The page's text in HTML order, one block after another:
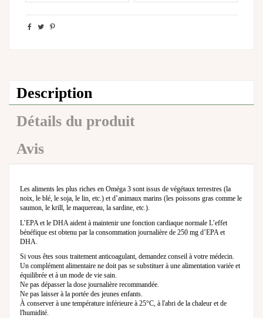
Description
Détails du produit
Avis
Les aliments les plus riches en Oméga 3 sont issus de végétaux terrestres (la
noix, le blé, le soja, le lin, etc.) et d’animaux marins (les poissons gras comme le
saumon, le krill, le maquereau, la sardine, etc.).
L’EPA et le DHA aident à maintenir une fonction cardiaque normale L’effet
bénéfique est obtenu par la consommation journalière de 250 mg d’EPA et
DHA.
Si vous êtes sous traitement anticoagulant, demandez conseil à votre médecin.
Un complément alimentaire ne doit pas se substituer à une alimentation variée et
équilibrée et à un mode de vie sain.
Ne pas dépasser la dose journalière recommandée.
Ne pas laisser à la portée des jeunes enfants.
À conserver à une température inférieure à 25°C, à l'abri de la chaleur et de
l'humidité.